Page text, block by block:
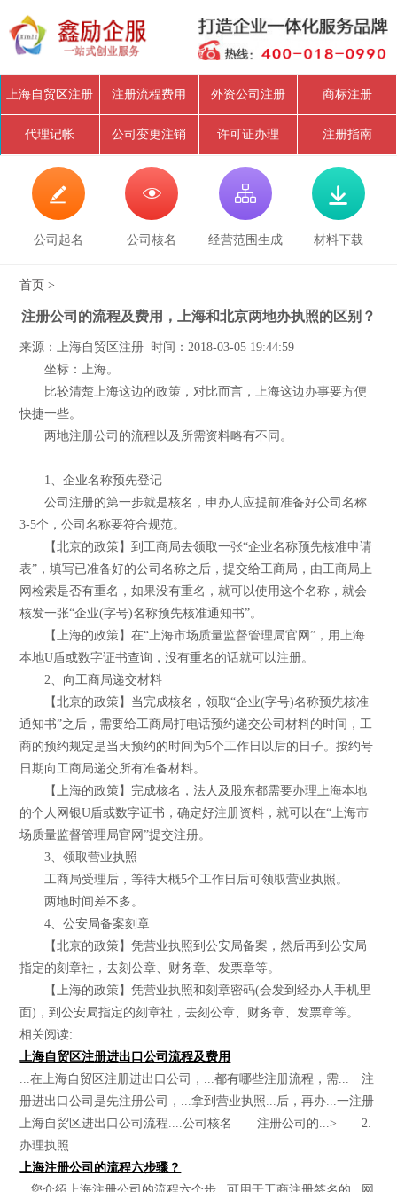
上海自贸区注册 注册流程费用 外资公司注册 商标注册
代理记帐 公司变更注销 许可证办理 注册指南

公司起名

公司核名

经营范围生成

材料下载
首页 >
注册公司的流程及费用，上海和北京两地办执照的区别？
来源：上海自贸区注册 时间：2018-03-05 19:44:59
坐标：上海。
比较清楚上海这边的政策，对比而言，上海这边办事要方便
快捷一些。
两地注册公司的流程以及所需资料略有不同。
1、企业名称预先登记
公司注册的第一步就是核名，申办人应提前准备好公司名称
3-5个，公司名称要符合规范。
【北京的政策】到工商局去领取一张“企业名称预先核准申请
表”，填写已准备好的公司名称之后，提交给工商局，由工商局上
网检索是否有重名，如果没有重名，就可以使用这个名称，就会
核发一张“企业(字号)名称预先核准通知书”。
【上海的政策】在“上海市场质量监督管理局官网”，用上海
本地U盾或数字证书查询，没有重名的话就可以注册。
2、向工商局递交材料
【北京的政策】当完成核名，领取“企业(字号)名称预先核准
通知书”之后，需要给工商局打电话预约递交公司材料的时间，工
商的预约规定是当天预约的时间为5个工作日以后的日子。按约号
日期向工商局递交所有准备材料。
【上海的政策】完成核名，法人及股东都需要办理上海本地
的个人网银U盾或数字证书，确定好注册资料，就可以在“上海市
场质量监督管理局官网”提交注册。
3、领取营业执照
工商局受理后，等待大概5个工作日后可领取营业执照。
两地时间差不多。
4、公安局备案刻章
【北京的政策】凭营业执照到公安局备案，然后再到公安局
指定的刻章社，去刻公章、财务章、发票章等。
【上海的政策】凭营业执照和刻章密码(会发到经办人手机里
面)，到公安局指定的刻章社，去刻公章、财务章、发票章等。
相关阅读:
上海自贸区注册进出口公司流程及费用
...在上海自贸区注册进出口公司，...都有哪些注册流程，需... 注
册进出口公司是先注册公司，...拿到营业执照...后，再办...一注册
上海自贸区进出口公司流程....公司核名 注册公司的...> 2.
办理执照
上海注册公司的流程六步骤？